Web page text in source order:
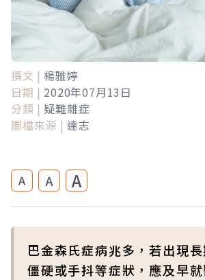
撰文 | 楊雅婷
日期 | 2020年07月13日
分類 | 疑難雜症
圖檔來源 | 達志
A A A
巴金森氏症病兆多，若出現
僵硬或手抖等症狀，應及早